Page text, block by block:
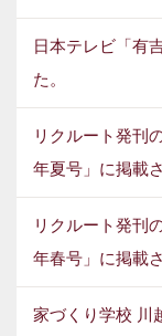
日本テレビ「有
た。
リクルート発刊
年夏号」に掲載
リクルート発刊
年春号」に掲載
家づくり学校 川